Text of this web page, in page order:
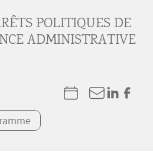
POLITIQUES DE
ADMINISTRATIVE